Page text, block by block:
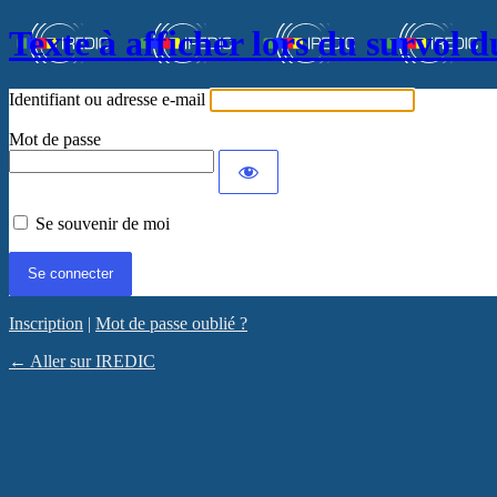
Texte à afficher lors du survol
Identifiant ou adresse e-mail
Mot de passe
Se souvenir de moi
Inscription | Mot de passe oublié ?
← Aller sur IREDIC